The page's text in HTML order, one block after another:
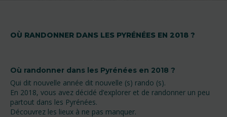
OÙ RANDONNER DANS LES PYRÉNÉES EN 2018 ?
Où randonner dans les Pyrénées en 2018 ?
Qui dit nouvelle année dit nouvelle (s) rando (s).
En 2018, vous avez décidé d’explorer et de randonner un peu
partout dans les Pyrénées.
Découvrez les lieux à ne pas manquer.